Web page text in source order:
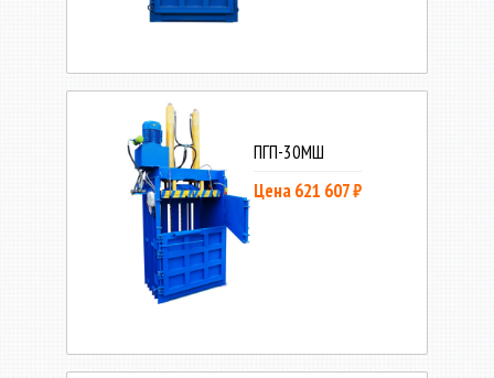
ПГП-30МШ
Цена 621 607 ₽